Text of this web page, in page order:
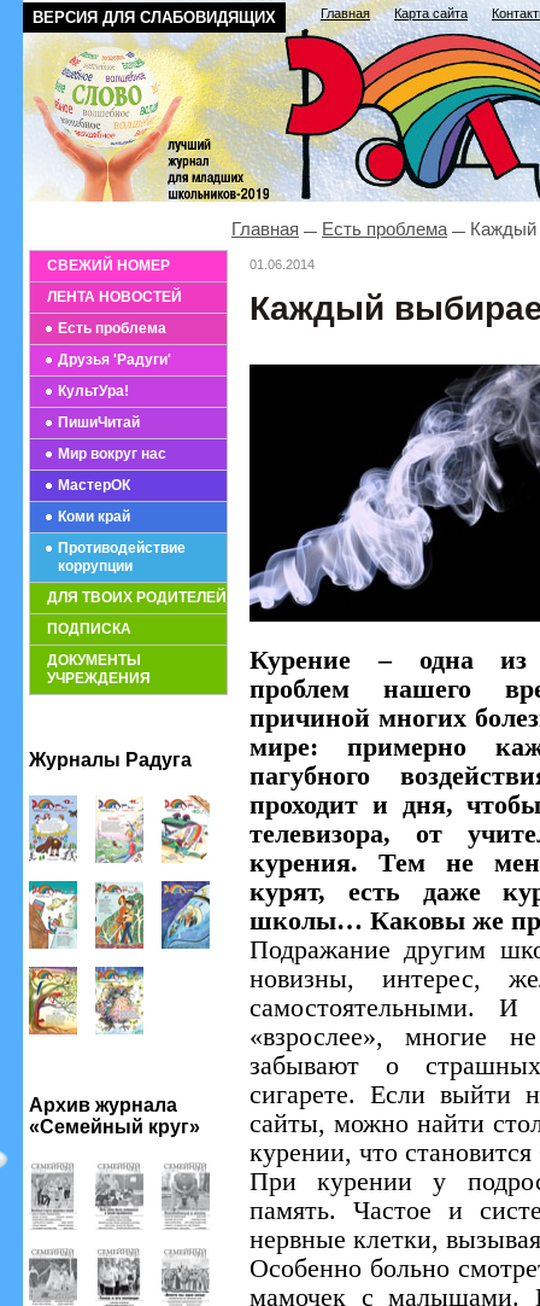
ВЕРСИЯ ДЛЯ СЛАБОВИДЯЩИХ Главная Карта сайта
СВЕЖИЙ НОМЕР
ЛЕНТА НОВОСТЕЙ
Есть проблема
Друзья 'Радуги'
КультУра!
ПишиЧитай
Мир вокруг нас
МастерОК
Коми край
Противодействие
коррупции
ДЛЯ ТВОИХ РОДИТЕЛЕЙ
ПОДПИСКА
ДОКУМЕНТЫ
УЧРЕЖДЕНИЯ
Журналы Радуга
Архив журнала
«Семейный круг»
Главная Есть проблема Каждый
01.06.2014
Каждый
Курение – одна из
проблем нашего
причиной многих
мире: примерно
пагубного
проходит и дня,
телевизора, от
курения. Тем не
курят, есть даже
школы… Каковы же
Подражание другим
новизны, интерес,
самостоятельными. И
«взрослее», многие
забывают о
сигарете. Если выйти
сайты, можно найти
курении, что
При курении у
память. Частое и
нервные клетки,
Особенно больно
мамочек с малышами.